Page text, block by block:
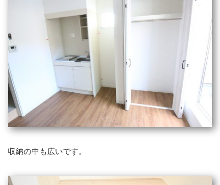
収納の中も広いです。